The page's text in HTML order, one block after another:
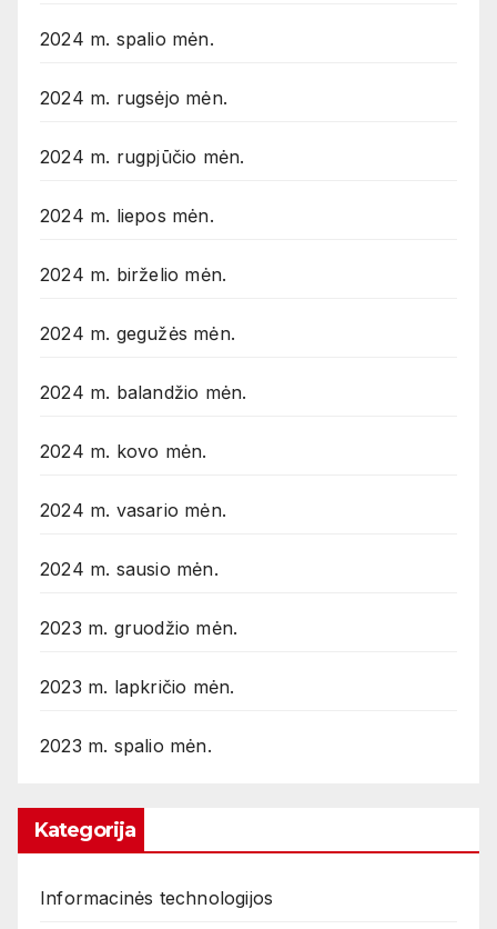
2024 m. spalio mėn.
2024 m. rugsėjo mėn.
2024 m. rugpjūčio mėn.
2024 m. liepos mėn.
2024 m. birželio mėn.
2024 m. gegužės mėn.
2024 m. balandžio mėn.
2024 m. kovo mėn.
2024 m. vasario mėn.
2024 m. sausio mėn.
2023 m. gruodžio mėn.
2023 m. lapkričio mėn.
2023 m. spalio mėn.
Kategorija
Informacinės technologijos